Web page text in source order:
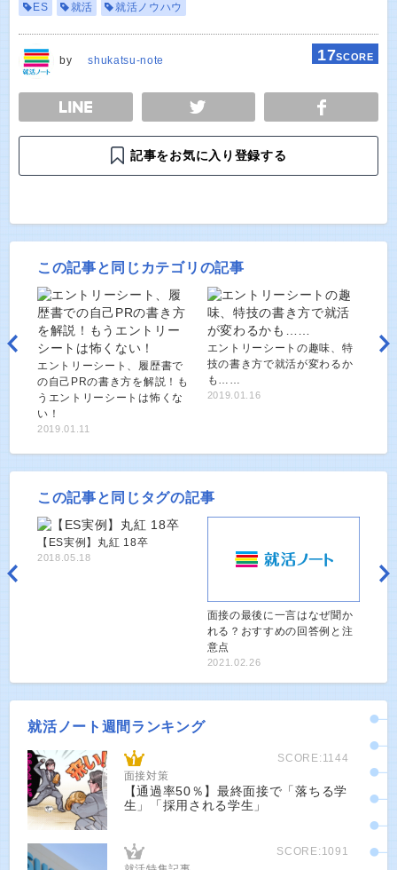
ES 就活 就活ノウハウ
by shukatsu-note 17SCORE
TWEET
記事をお気に入り登録する
この記事と同じカテゴリの記事
エントリーシート、履歴書で
の自己PRの書き方を解説！も
うエントリーシートは怖くな
い！
2019.01.11
エントリーシートの趣味、特
技の書き方で就活が変わるか
も……
2019.01.16
この記事と同じタグの記事
【ES実例】丸紅 18卒
2018.05.18
面接の最後に一言はなぜ聞か
れる？おすすめの回答例と注
意点
2021.02.26
就活ノート週間ランキング
SCORE:1144
面接対策
【通過率50％】最終面接で「落ちる学
生」「採用される学生」
SCORE:1091